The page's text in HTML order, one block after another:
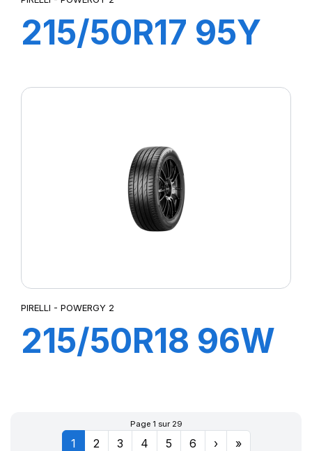
215/50R17 95Y
PIRELLI - POWERGY 2
215/50R18 96W
Page 1 sur 29
1 2 3 4 5 6 › »